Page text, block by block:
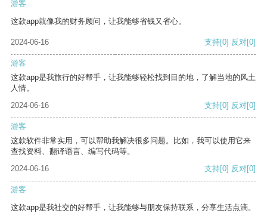
游客
这款app就像我的财务顾问，让我能够省钱又省心。
2024-06-16 支持[0] 反对[0]
游客
这款app是我旅行的好帮手，让我能够轻松找到目的地，了解当地的风土
人情。
2024-06-16
支持[0] 反对[0]
游客
这款软件非常实用，可以帮助我解决很多问题。比如，我可以使用它来
查找资料、翻译语言、编写代码等。
2024-06-16
支持[0] 反对[0]
游客
这款app是我社交的好帮手，让我能够与朋友保持联系，分享生活点滴。